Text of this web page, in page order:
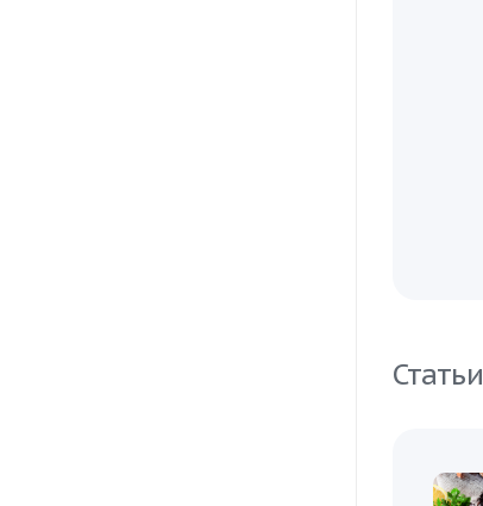
Статьи